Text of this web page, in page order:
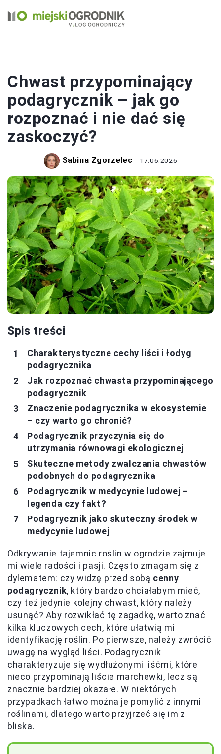
Chwast przypominający
podagrycznik – jak go
rozpoznać i nie dać się
zaskoczyć?
Sabina Zgorzelec 17.06.2026
Spis treści
Charakterystyczne cechy liści i łodyg
podagrycznika
Jak rozpoznać chwasta przypominającego
podagrycznik
Znaczenie podagrycznika w ekosystemie
– czy warto go chronić?
Podagrycznik przyczynia się do
utrzymania równowagi ekologicznej
Skuteczne metody zwalczania chwastów
podobnych do podagrycznika
Podagrycznik w medycynie ludowej –
legenda czy fakt?
Podagrycznik jako skuteczny środek w
medycynie ludowej
Odkrywanie tajemnic roślin w ogrodzie zajmuje
mi wiele radości i pasji. Często zmagam się z
dylematem: czy widzę przed sobą cenny
podagrycznik, który bardzo chciałabym mieć,
czy też jedynie kolejny chwast, który należy
usunąć? Aby rozwikłać tę zagadkę, warto znać
kilka kluczowych cech, które ułatwią mi
identyfikację roślin. Po pierwsze, należy zwrócić
uwagę na wygląd liści. Podagrycznik
charakteryzuje się wydłużonymi liśćmi, które
nieco przypominają liście marchewki, lecz są
znacznie bardziej okazałe. W niektórych
przypadkach łatwo można je pomylić z innymi
roślinami, dlatego warto przyjrzeć się im z
bliska.